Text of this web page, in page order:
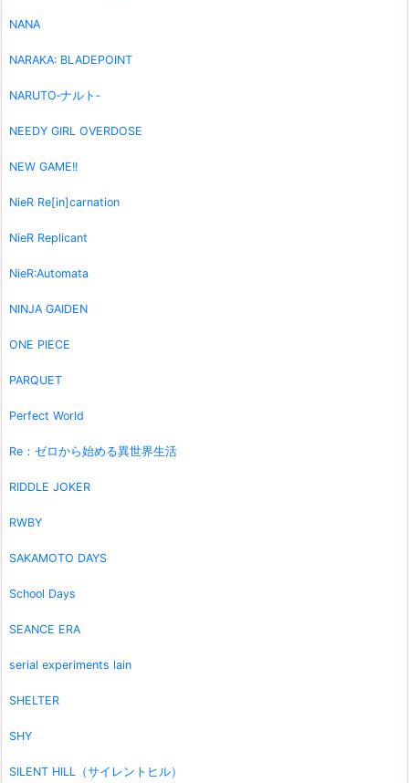
NANA
NARAKA: BLADEPOINT
NARUTO‐ナルト‐
NEEDY GIRL OVERDOSE
NEW GAME!!
NieR Re[in]carnation
NieR Replicant
NieR:Automata
NINJA GAIDEN
ONE PIECE
PARQUET
Perfect World
Re：ゼロから始める異世界生活
RIDDLE JOKER
RWBY
SAKAMOTO DAYS
School Days
SEANCE ERA
serial experiments lain
SHELTER
SHY
SILENT HILL（サイレントヒル）